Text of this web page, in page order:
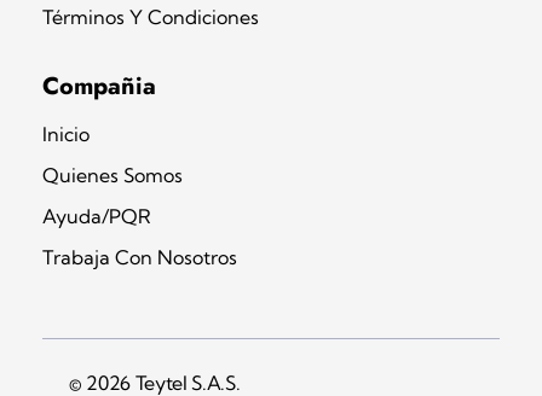
Términos Y Condiciones
Compañia
Inicio
Quienes Somos
Ayuda/PQR
Trabaja Con Nosotros
© 2026 Teytel S.A.S.